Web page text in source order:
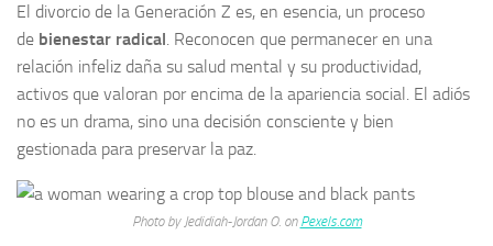
El divorcio de la Generación Z es, en esencia, un proceso
de bienestar radical. Reconocen que permanecer en una
relación infeliz daña su salud mental y su productividad,
activos que valoran por encima de la apariencia social. El adiós
no es un drama, sino una decisión consciente y bien
gestionada para preservar la paz.
Photo by Jedidiah-Jordan O. on Pexels.com